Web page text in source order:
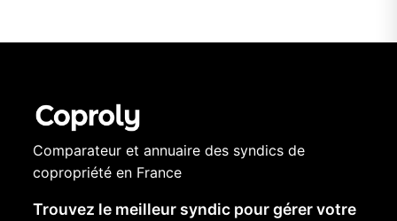
Comparateur et annuaire des syndics de
copropriété en France
Trouvez le meilleur syndic pour gérer votre